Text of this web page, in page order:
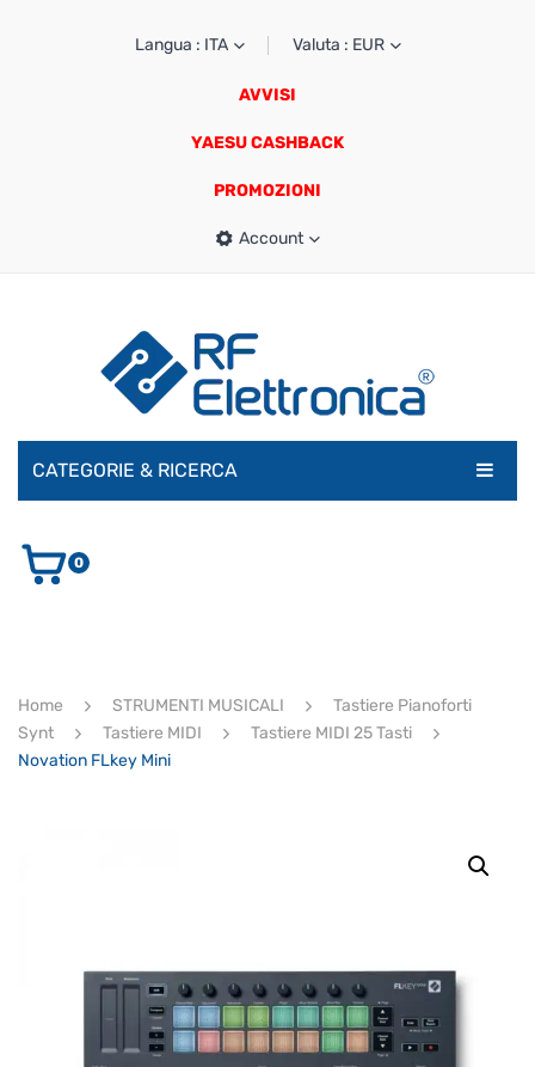
Langua : ITA Valuta : EUR
AVVISI
YAESU CASHBACK
PROMOZIONI
Account
CATEGORIE & RICERCA
AUDIO E VIDEO
ULTIMI ARRIVI
Ricerca
prodotti
0
Home STRUMENTI MUSICALI
Tastiere Pianoforti
Synt
Tastiere MIDI
Tastiere MIDI 25 Tasti
Novation FLkey Mini